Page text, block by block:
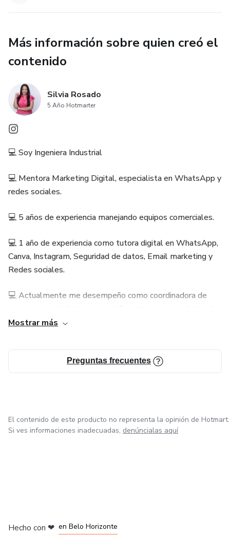
Más información sobre quien creó el
contenido
Silvia Rosado
5 Año Hotmarter
💻 Soy Ingeniera Industrial
💻 Mentora Marketing Digital, especialista en WhatsApp y
redes sociales.
💻 5 años de experiencia manejando equipos comerciales.
💻 1 año de experiencia como tutora digital en WhatsApp,
Canva, Instagram, Seguridad de datos, Email marketing y
Redes sociales.
💻 Actualmente me desempeño como coordinadora de
del marketing digital.
🔎 Te ayudo a impulsar tu marca en IG y WhatsApp
🔎 Te ayudo a pensar como lo cliente, para que te
Mostrar más
Preguntas frecuentes
El contenido de este producto no representa la opinión de Hotmart.
Si ves informaciones inadecuadas, denúncialas aquí
Hecho con ❤ en Belo Horizonte